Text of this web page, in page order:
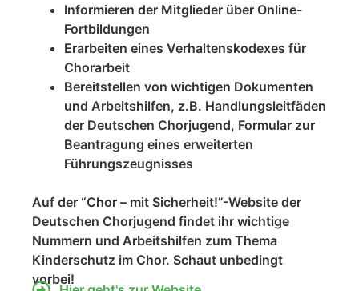
Informieren der Mitglieder über Online-
Fortbildungen
Erarbeiten eines Verhaltenskodexes für
Chorarbeit
Bereitstellen von wichtigen Dokumenten
und Arbeitshilfen, z.B. Handlungsleitfäden
der Deutschen Chorjugend, Formular zur
Beantragung eines erweiterten
Führungszeugnisses
Auf der “Chor – mit Sicherheit!”-Website der
Deutschen Chorjugend findet ihr wichtige
Nummern und Arbeitshilfen zum Thema
Kinderschutz im Chor. Schaut unbedingt
vorbei!